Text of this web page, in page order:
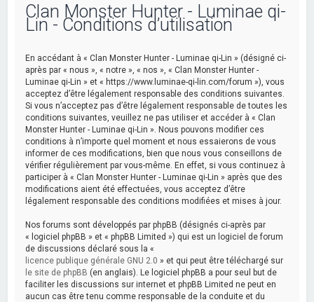
Clan Monster Hunter - Luminae qi-
Lin - Conditions d’utilisation
En accédant à « Clan Monster Hunter - Luminae qi-Lin » (désigné ci-
après par « nous », « notre », « nos », « Clan Monster Hunter -
Luminae qi-Lin » et « https://www.luminae-qi-lin.com/forum »), vous
acceptez d’être légalement responsable des conditions suivantes.
Si vous n’acceptez pas d’être légalement responsable de toutes les
conditions suivantes, veuillez ne pas utiliser et accéder à « Clan
Monster Hunter - Luminae qi-Lin ». Nous pouvons modifier ces
conditions à n’importe quel moment et nous essaierons de vous
informer de ces modifications, bien que nous vous conseillons de
vérifier régulièrement par vous-même. En effet, si vous continuez à
participer à « Clan Monster Hunter - Luminae qi-Lin » après que des
modifications aient été effectuées, vous acceptez d’être
légalement responsable des conditions modifiées et mises à jour.
Nos forums sont développés par phpBB (désignés ci-après par
« logiciel phpBB » et « phpBB Limited ») qui est un logiciel de forum
de discussions déclaré sous la «
licence publique générale GNU 2.0 » et qui peut être téléchargé sur
le site de phpBB (en anglais). Le logiciel phpBB a pour seul but de
faciliter les discussions sur internet et phpBB Limited ne peut en
aucun cas être tenu comme responsable de la conduite et du